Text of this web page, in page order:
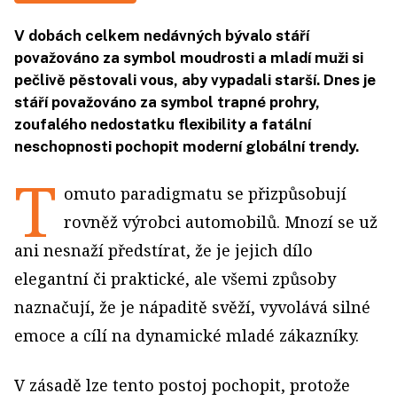
V dobách celkem nedávných bývalo stáří
považováno za symbol moudrosti a mladí muži si
pečlivě pěstovali vous, aby vypadali starší. Dnes je
stáří považováno za symbol trapné prohry,
zoufalého nedostatku flexibility a fatální
neschopnosti pochopit moderní globální trendy.
T omuto paradigmatu se přizpůsobují
rovněž výrobci automobilů. Mnozí se už
ani nesnaží předstírat, že je jejich dílo
elegantní či praktické, ale všemi způsoby
naznačují, že je nápaditě svěží, vyvolává silné
emoce a cílí na dynamické mladé zákazníky.
V zásadě lze tento postoj pochopit, protože